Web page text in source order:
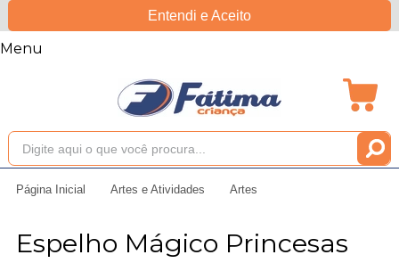
Entendi e Aceito
Menu
Página Inicial Artes e Atividades Artes
Espelho Mágico Princesas